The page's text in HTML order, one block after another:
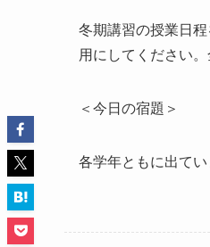
冬期講習の授業日
用にしてください
＜今日の宿題＞
各学年ともに出て